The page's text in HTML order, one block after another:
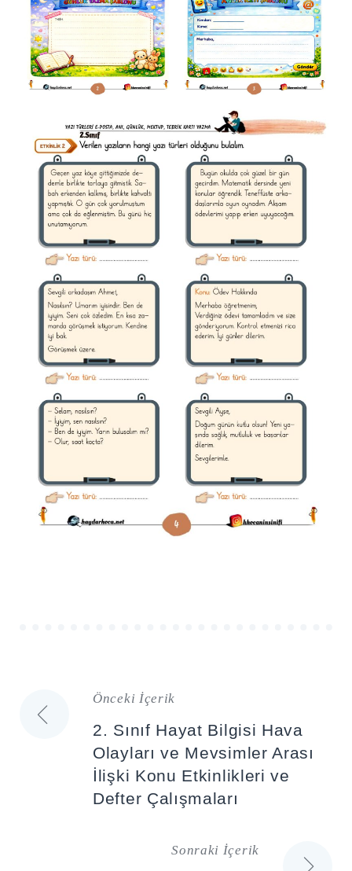
Yazı
gezinmesi
Önceki İçerik
2. Sınıf Hayat Bilgisi Hava
Olayları ve Mevsimler Arası
İlişki Konu Etkinlikleri ve
Defter Çalışmaları
Sonraki İçerik